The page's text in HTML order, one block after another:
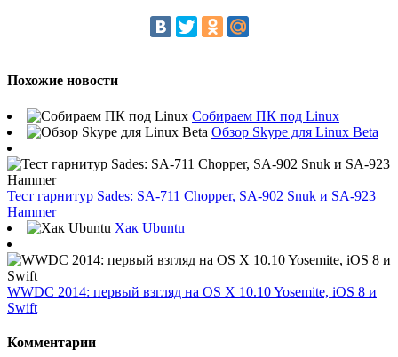
Похожие новости
Собираем ПК под Linux
Обзор Skype для Linux Beta
Тест гарнитур Sades: SA-711 Chopper, SA-902 Snuk и SA-923
Hammer
Хак Ubuntu
WWDC 2014: первый взгляд на OS X 10.10 Yosemite, iOS 8 и
Swift
Комментарии